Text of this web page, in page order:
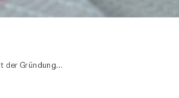
der Gründung…